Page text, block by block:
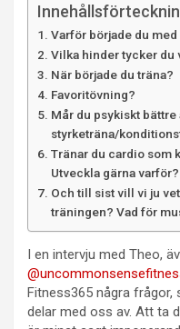
Varför började du med
Vilka hinder tycker du
När började du träna?
Favoritövning?
Mår du psykiskt bättre
styrketräna/
Tränar du cardio som
Utveckla gärna varför?
Och till sist vill vi ju
träningen? Vad för
I en intervju med Theo,
Fitness365 några frågor,
delar med oss av. Att ta